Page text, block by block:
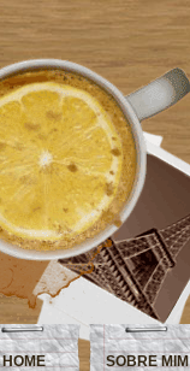
HOME SOBRE MIM